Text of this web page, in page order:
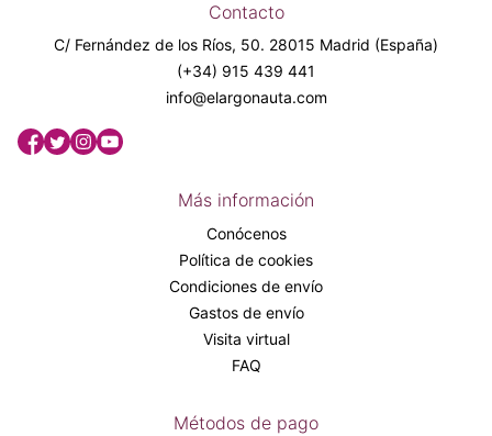
Contacto
C/ Fernández de los Ríos, 50. 28015 Madrid (España)
(+34) 915 439 441
info@elargonauta.com
Más información
Conócenos
Política de cookies
Condiciones de envío
Gastos de envío
Visita virtual
FAQ
Métodos de pago